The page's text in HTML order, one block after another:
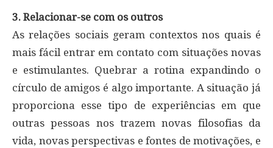
3. Relacionar-se com os outros
As relações sociais geram contextos nos quais é
mais fácil entrar em contato com situações novas
e estimulantes. Quebrar a rotina expandindo o
círculo de amigos é algo importante. A situação já
proporciona esse tipo de experiências em que
outras pessoas nos trazem novas filosofias da
vida, novas perspectivas e fontes de motivações, e